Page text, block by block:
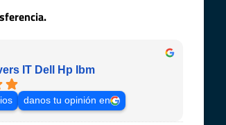
IT Dell Hp Ibm
danos tu opinión en